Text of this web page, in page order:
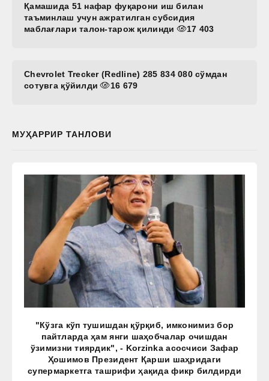
Қамашида 51 нафар фуқарони иш билан
таъминлаш учун ажратилган субсидия
маблағлари талон-тарож қилинди
17 403
Chevrolet Trecker (Redline) 285 834 080 сўмдан
сотувга қўйилди
16 679
МУҲАРРИР ТАНЛОВИ
"Кўзга кўп тушишдан қўрқиб, имконимиз бор
пайтларда ҳам янги шаҳобчалар очишдан
ўзимизни тиярдик", - Korzinka асосчиси Зафар
Ҳошимов Президент Қарши шаҳридаги
супермаркетга ташрифи ҳақида фикр билдирди